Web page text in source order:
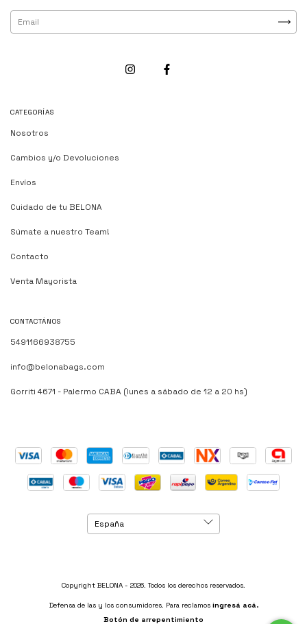
CATEGORÍAS
Nosotros
Cambios y/o Devoluciones
Envíos
Cuidado de tu BELONA
Súmate a nuestro Team!
Contacto
Venta Mayorista
CONTACTÁNOS
5491166938755
info@belonabags.com
Gorriti 4671 - Palermo CABA (lunes a sábado de 12 a 20 hs)
Copyright BELONA - 2026. Todos los derechos reservados.
Defensa de las y los consumidores. Para reclamos ingresá acá.
Botón de arrepentimiento